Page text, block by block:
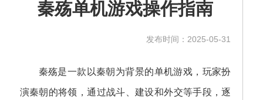
秦殇单机游戏操作指南
发布时间：2025-05-31
秦殇是一款以秦朝为背景的单机游戏，玩家扮
演秦朝的将领，通过战斗、建设和外交等手段，逐